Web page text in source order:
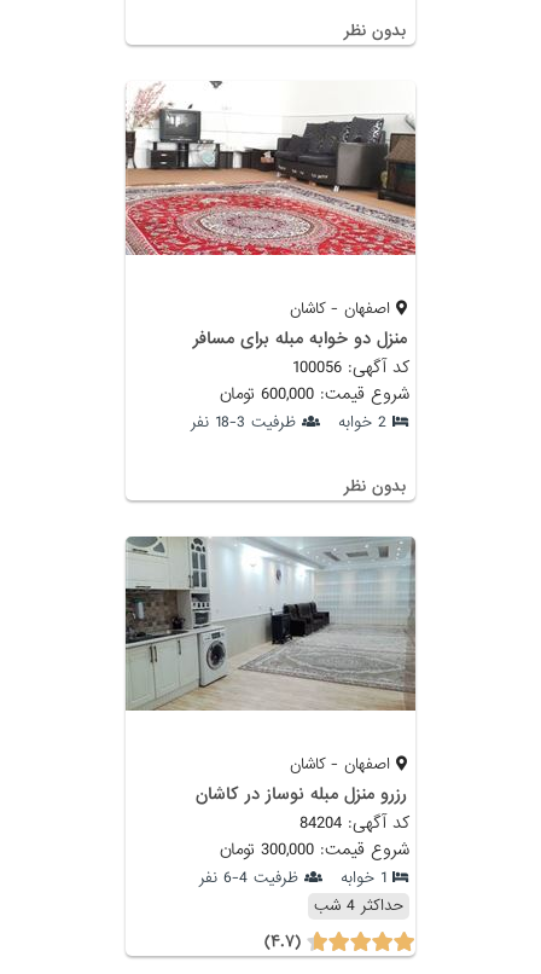
بدون نظر
اصفهان - کاشان
منزل دو خوابه مبله برای مسافر
کد آگهی: 100056
شروع قیمت: 600,000 تومان
2 خوابه ظرفیت 3-18 نفر
بدون نظر
اصفهان - کاشان
رزرو منزل مبله نوساز در کاشان
کد آگهی: 84204
شروع قیمت: 300,000 تومان
1 خوابه
ظرفیت 4-6 نفر
حداکثر 4 شب
(۴.۷)